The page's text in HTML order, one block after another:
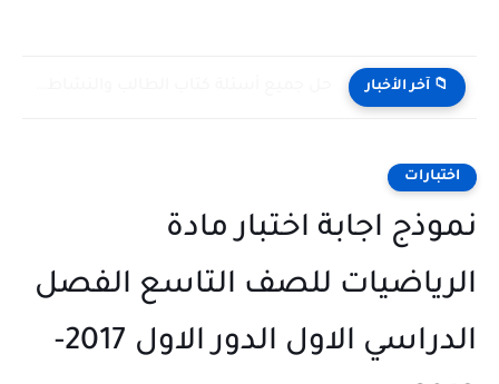
📁 آخر الأخبار
اختبارات
نموذج اجابة اختبار مادة
الرياضيات للصف التاسع الفصل
الدراسي الاول الدور الاول 2017-